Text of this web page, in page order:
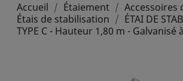
Accueil Étaiement
Accessoires
Étais de stabilisation
ÉTAI DE
TYPE C - Hauteur 1,80 m - Galvanisé